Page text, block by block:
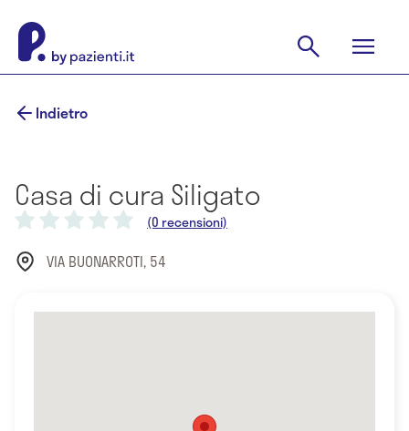
Indietro
Casa di cura Siligato
(0 recensioni)
VIA BUONARROTI, 54